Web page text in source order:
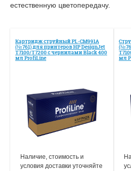
естественную цветопередачу.
Картридж струйный PL-CM991A
(№761) для принтеров HP DesignJet
T7100/Т7200 с чернилами Black 400
мл ProfiLine
Наличие, стоимость и
условия доставки уточняйте
мл